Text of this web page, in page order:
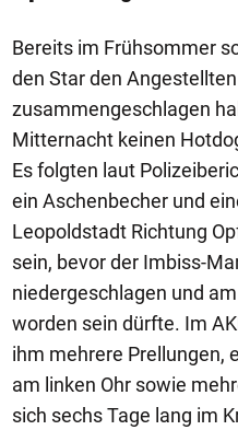
Bereits im Frühsommer
den Star den
zusammengeschlagen
Mitternacht keinen
Es folgten laut
ein Aschenbecher und
Leopoldstadt Richtung
sein, bevor der Imbiss-
niedergeschlagen und
worden sein dürfte. Im
ihm mehrere Prellungen,
am linken Ohr sowie
sich sechs Tage lang im